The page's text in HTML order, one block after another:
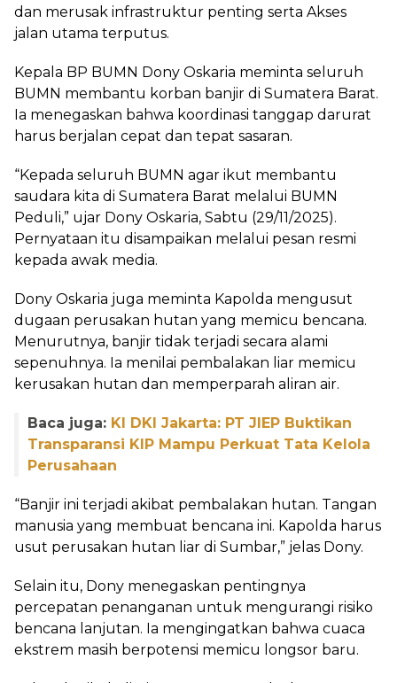
dan merusak infrastruktur penting serta Akses
jalan utama terputus.
Kepala BP BUMN Dony Oskaria meminta seluruh
BUMN membantu korban banjir di Sumatera Barat.
Ia menegaskan bahwa koordinasi tanggap darurat
harus berjalan cepat dan tepat sasaran.
“Kepada seluruh BUMN agar ikut membantu
saudara kita di Sumatera Barat melalui BUMN
Peduli,” ujar Dony Oskaria, Sabtu (29/11/2025).
Pernyataan itu disampaikan melalui pesan resmi
kepada awak media.
Dony Oskaria juga meminta Kapolda mengusut
dugaan perusakan hutan yang memicu bencana.
Menurutnya, banjir tidak terjadi secara alami
sepenuhnya. Ia menilai pembalakan liar memicu
kerusakan hutan dan memperparah aliran air.
Baca juga: KI DKI Jakarta: PT JIEP Buktikan
Transparansi KIP Mampu Perkuat Tata Kelola
Perusahaan
“Banjir ini terjadi akibat pembalakan hutan. Tangan
manusia yang membuat bencana ini. Kapolda harus
usut perusakan hutan liar di Sumbar,” jelas Dony.
Selain itu, Dony menegaskan pentingnya
percepatan penanganan untuk mengurangi risiko
bencana lanjutan. Ia mengingatkan bahwa cuaca
ekstrem masih berpotensi memicu longsor baru.